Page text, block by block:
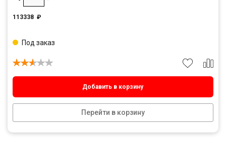
113338 ₽
Добавить в корзину
Перейти в корзину
Под заказ